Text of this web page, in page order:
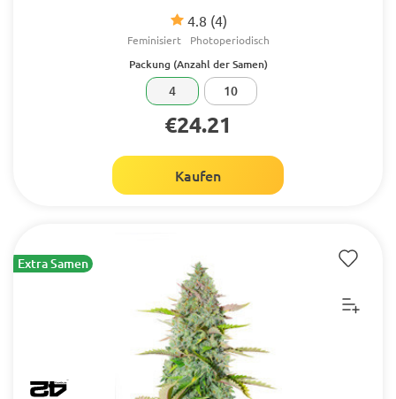
4.8 (4)
Feminisiert Photoperiodisch
Packung (Anzahl der Samen)
4 10
€24.21
Kaufen
Extra Samen